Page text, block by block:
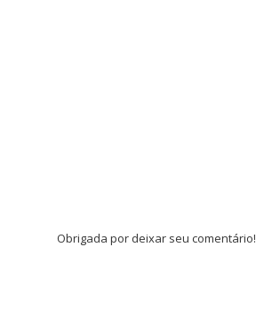
Obrigada por deixar seu comentário!